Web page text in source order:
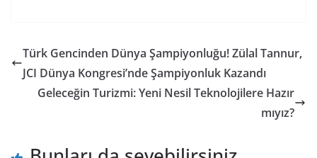
Türk Gencinden Dünya Şampiyonluğu! Zülal Tannur,
JCI Dünya Kongresi’nde Şampiyonluk Kazandı
Geleceğin Turizmi: Yeni Nesil Teknolojilere Hazır
mıyız?